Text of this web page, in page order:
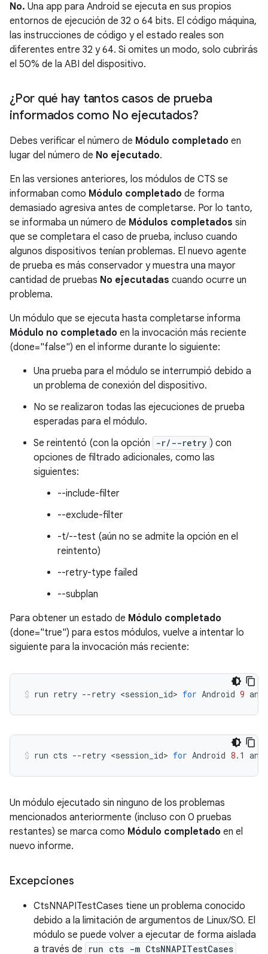
No. Una app para Android se ejecuta en sus propios
entornos de ejecución de 32 o 64 bits. El código máquina,
las instrucciones de código y el estado reales son
diferentes entre 32 y 64. Si omites un modo, solo cubrirás
el 50% de la ABI del dispositivo.
¿Por qué hay tantos casos de prueba
informados como No ejecutados?
Debes verificar el número de Módulo completado en
lugar del número de No ejecutado.
En las versiones anteriores, los módulos de CTS se
informaban como Módulo completado de forma
demasiado agresiva antes de completarse. Por lo tanto,
se informaba un número de Módulos completados sin
que se completara el caso de prueba, incluso cuando
algunos dispositivos tenían problemas. El nuevo agente
de prueba es más conservador y muestra una mayor
cantidad de pruebas No ejecutadas cuando ocurre un
problema.
Un módulo que se ejecuta hasta completarse informa
Módulo no completado en la invocación más reciente
(done="false") en el informe durante lo siguiente:
Una prueba para el módulo se interrumpió debido a
un problema de conexión del dispositivo.
No se realizaron todas las ejecuciones de prueba
esperadas para el módulo.
Se reintentó (con la opción
-r/--retry ) con
opciones de filtrado adicionales, como las
siguientes:
--include-filter
--exclude-filter
-t/--test (aún no se admite la opción en el
reintento)
--retry-type failed
--subplan
Para obtener un estado de Módulo completado
(done="true") para estos módulos, vuelve a intentar lo
siguiente para la invocación más reciente:
run retry --retry <session_id> for Android 9 and
run cts --retry <session_id> for Android 8.1 and
Un módulo ejecutado sin ninguno de los problemas
mencionados anteriormente (incluso con 0 pruebas
restantes) se marca como Módulo completado en el
nuevo informe.
Excepciones
CtsNNAPITestCases tiene un problema conocido
debido a la limitación de argumentos de Linux/SO. El
módulo se puede volver a ejecutar de forma aislada
a través de
run cts -m CtsNNAPITestCases